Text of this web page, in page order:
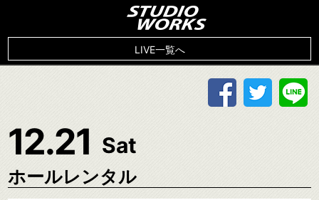
LIVE一覧へ
12.21 Sat
ホールレンタル